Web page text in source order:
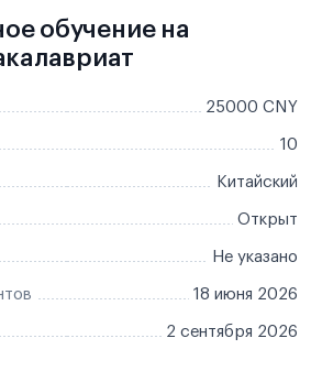
обучение на
25000 CNY
10
Китайский
Открыт
Не указано
18 июня 2026
2 сентября 2026